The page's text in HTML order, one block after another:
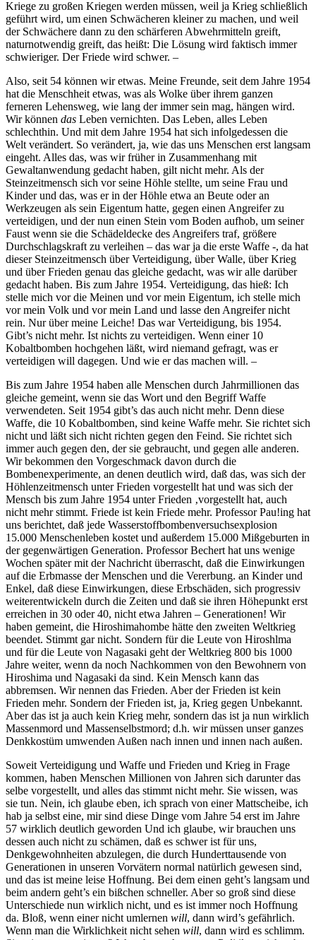
Kriege zu großen Kriegen werden müssen, weil ja Krieg schließlich
geführt wird, um einen Schwächeren kleiner zu machen, und weil
der Schwächere dann zu den schärferen Abwehrmitteln greift,
naturnotwendig greift, das heißt: Die Lösung wird faktisch immer
schwieriger. Der Friede wird schwer. –
Also, seit 54 können wir etwas. Meine Freunde, seit dem Jahre 1954
hat die Menschheit etwas, was als Wolke über ihrem ganzen
ferneren Lehensweg, wie lang der immer sein mag, hängen wird.
Wir können das Leben vernichten. Das Leben, alles Leben
schlechthin. Und mit dem Jahre 1954 hat sich infolgedessen die
Welt verändert. So verändert, ja, wie das uns Menschen erst langsam
eingeht. Alles das, was wir früher in Zusammenhang mit
Gewaltanwendung gedacht haben, gilt nicht mehr. Als der
Steinzeitmensch sich vor seine Höhle stellte, um seine Frau und
Kinder und das, was er in der Höhle etwa an Beute oder an
Werkzeugen als sein Eigentum hatte, gegen einen Angreifer zu
verteidigen, und der nun einen Stein vom Boden aufhob, um seiner
Faust wenn sie die Schädeldecke des Angreifers traf, größere
Durchschlagskraft zu verleihen – das war ja die erste Waffe -, da hat
dieser Steinzeitmensch über Verteidigung, über Walle, über Krieg
und über Frieden genau das gleiche gedacht, was wir alle darüber
gedacht haben. Bis zum Jahre 1954. Verteidigung, das hieß: Ich
stelle mich vor die Meinen und vor mein Eigentum, ich stelle mich
vor mein Volk und vor mein Land und lasse den Angreifer nicht
rein. Nur über meine Leiche! Das war Verteidigung, bis 1954.
Gibt’s nicht mehr. Ist nichts zu verteidigen. Wenn einer 10
Kobaltbomben hochgehen läßt, wird niemand gefragt, was er
verteidigen will dagegen. Und wie er das machen will. –
Bis zum Jahre 1954 haben alle Menschen durch Jahrmillionen das
gleiche gemeint, wenn sie das Wort und den Begriff Waffe
verwendeten. Seit 1954 gibt’s das auch nicht mehr. Denn diese
Waffe, die 10 Kobaltbomben, sind keine Waffe mehr. Sie richtet sich
nicht und läßt sich nicht richten gegen den Feind. Sie richtet sich
immer auch gegen den, der sie gebraucht, und gegen alle anderen.
Wir bekommen den Vorgeschmack davon durch die
Bombenexperimente, an denen deutlich wird, daß das, was sich der
Höhlenzeitmensch unter Frieden vorgestellt hat und was sich der
Mensch bis zum Jahre 1954 unter Frieden ‚vorgestellt hat, auch
nicht mehr stimmt. Friede ist kein Friede mehr. Professor Pau!ing hat
uns berichtet, daß jede Wasserstoffbombenversuchsexplosion
15.000 Menschenleben kostet und außerdem 15.000 Mißgeburten in
der gegenwärtigen Generation. Professor Bechert hat uns wenige
Wochen später mit der Nachricht überrascht, daß die Einwirkungen
auf die Erbmasse der Menschen und die Vererbung. an Kinder und
Enkel, daß diese Einwirkungen, diese Erbschäden, sich progressiv
weiterentwickeln durch die Zeiten und daß sie ihren Höhepunkt erst
erreichen in 30 oder 40, nicht etwa Jahren – Generationen! Wir
haben gemeint, die Hiroshimahombe hätte den zweiten Weltkrieg
beendet. Stimmt gar nicht. Sondern für die Leute von Hiroshlma
und für die Leute von Nagasaki geht der Weltkrieg 800 bis 1000
Jahre weiter, wenn da noch Nachkommen von den Bewohnern von
Hiroshima und Nagasaki da sind. Kein Mensch kann das
abbremsen. Wir nennen das Frieden. Aber der Frieden ist kein
Frieden mehr. Sondern der Frieden ist, ja, Krieg gegen Unbekannt.
Aber das ist ja auch kein Krieg mehr, sondern das ist ja nun wirklich
Massenmord und Massenselbstmord; d.h. wir müssen unser ganzes
Denkkostüm umwenden Außen nach innen und innen nach außen.
Soweit Verteidigung und Waffe und Frieden und Krieg in Frage
kommen, haben Menschen Millionen von Jahren sich darunter das
selbe vorgestellt, und alles das stimmt nicht mehr. Sie wissen, was
sie tun. Nein, ich glaube eben, ich sprach von einer Mattscheibe, ich
hab ja selbst eine, mir sind diese Dinge vom Jahre 54 erst im Jahre
57 wirklich deutlich geworden Und ich glaube, wir brauchen uns
dessen auch nicht zu schämen, daß es schwer ist für uns,
Denkgewohnheiten abzulegen, die durch Hunderttausende von
Generationen in unseren Vorvätern normal natürlich gewesen sind,
und das ist meine leise Hoffnung. Bei dem einen geht’s langsam und
beim andern geht’s ein bißchen schneller. Aber so groß sind diese
Unterschiede nun wirklich nicht, und es ist immer noch Hoffnung
da. Bloß, wenn einer nicht umlernen will, dann wird’s gefährlich.
Wenn man die Wirklichkeit nicht sehen will, dann wird es schlimm.